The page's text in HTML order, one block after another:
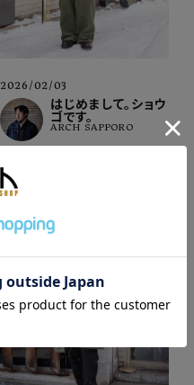
2026/02/03
はじめまして。ショウ
ゴです。
ARCH SAPPORO